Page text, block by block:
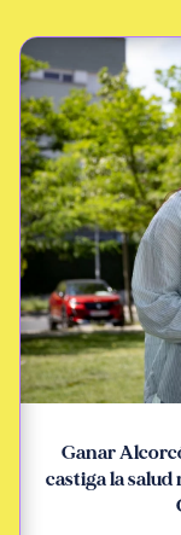
Ganar
castiga la salud